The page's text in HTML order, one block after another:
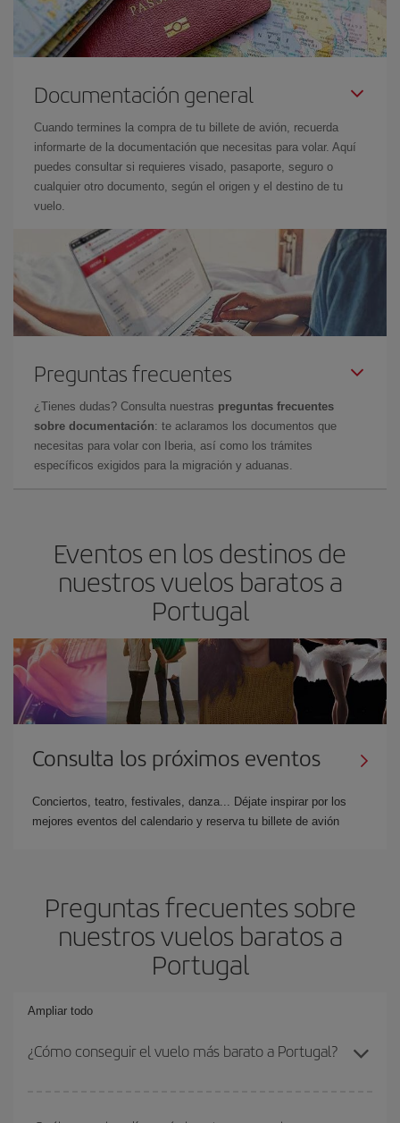
Documentación general
Cuando termines la compra de tu billete de avión, recuerda
informarte de la documentación que necesitas para volar. Aquí
puedes consultar si requieres visado, pasaporte, seguro o
cualquier otro documento, según el origen y el destino de tu
vuelo.
Preguntas frecuentes
¿Tienes dudas? Consulta nuestras preguntas frecuentes
sobre documentación: te aclaramos los documentos que
necesitas para volar con Iberia, así como los trámites
específicos exigidos para la migración y aduanas.
Eventos en los destinos de
nuestros vuelos baratos a
Portugal
Consulta los próximos eventos
Conciertos, teatro, festivales, danza... Déjate inspirar por los
mejores eventos del calendario y reserva tu billete de avión
Preguntas frecuentes sobre
nuestros vuelos baratos a
Portugal
Ampliar todo
¿Cómo conseguir el vuelo más barato a Portugal?
barato si evitas temporadas altas, compras con antelación y